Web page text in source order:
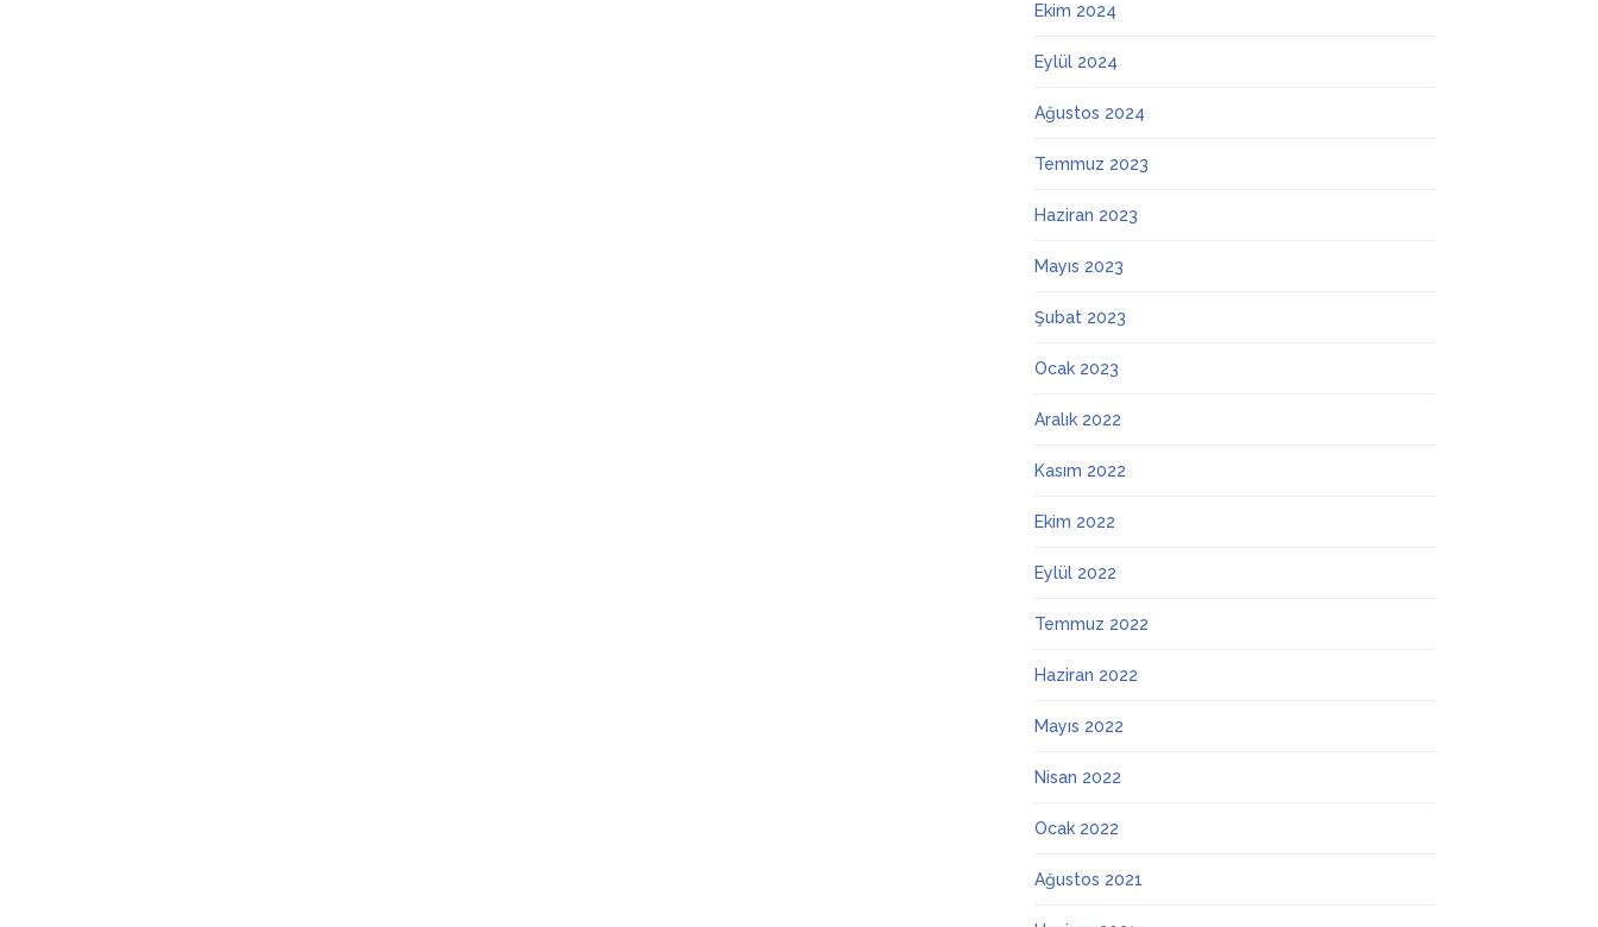
Ekim 2024
Eylül 2024
Ağustos 2024
Temmuz 2023
Haziran 2023
Mayıs 2023
Şubat 2023
Ocak 2023
Aralık 2022
Kasım 2022
Ekim 2022
Eylül 2022
Temmuz 2022
Haziran 2022
Mayıs 2022
Nisan 2022
Ocak 2022
Ağustos 2021